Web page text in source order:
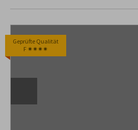
Geprüfte Qualität
F ✷✷✷✷